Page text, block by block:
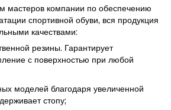
мастеров компании по обеспечению
спортивной обуви, вся продукция
качествами:
резины. Гарантирует
с поверхностью при любой
моделей благодаря увеличенной
стопу;